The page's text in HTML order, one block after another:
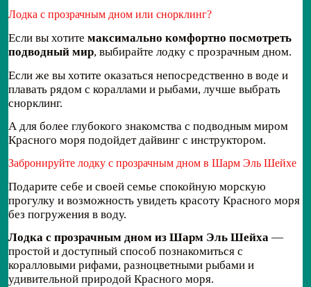
Лодка с прозрачным дном или снорклинг?
Если вы хотите максимально комфортно посмотреть
подводный мир, выбирайте лодку с прозрачным дном.
Если же вы хотите оказаться непосредственно в воде и
плавать рядом с кораллами и рыбами, лучше выбрать
снорклинг.
А для более глубокого знакомства с подводным миром
Красного моря подойдет дайвинг с инструктором.
Забронируйте лодку с прозрачным дном в Шарм Эль Шейхе
Подарите себе и своей семье спокойную морскую
прогулку и возможность увидеть красоту Красного моря
без погружения в воду.
Лодка с прозрачным дном из Шарм Эль Шейха —
простой и доступный способ познакомиться с
коралловыми рифами, разноцветными рыбами и
удивительной природой Красного моря.